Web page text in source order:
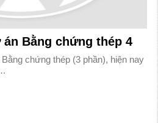
Bằng chứng thép 4
chứng thép (3 phần), hiện nay